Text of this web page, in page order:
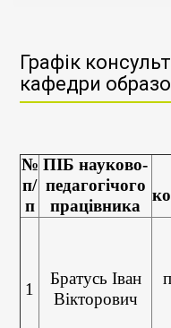
Графік
кафедри
№
п/
п
ПІБ науково-
педагогічого
працівника
1
Братусь Іван
Вікторович